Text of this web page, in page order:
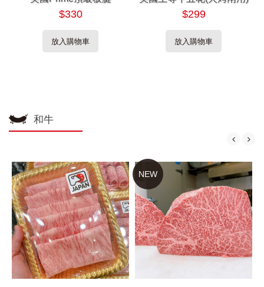
$330
放入購物車
$299
放入購物車
和牛
NEW